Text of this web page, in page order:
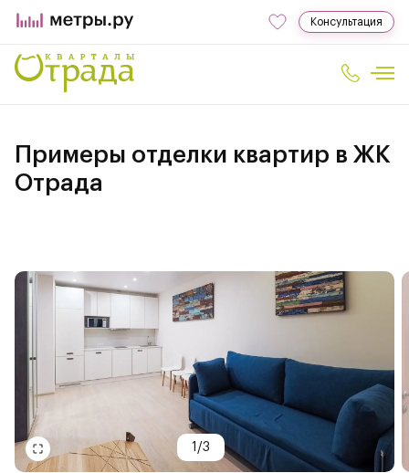
Консультация
Примеры отделки квартир в ЖК
Отрада
1 /3